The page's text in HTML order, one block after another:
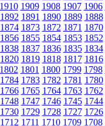
1910 1909 1908 1907 1906
1892 1891 1890 1889 1888
1874 1873 1872 1871 1870
1856 1855 1854 1853 1852
1838 1837 1836 1835 1834
1820 1819 1818 1817 1816
1802 1801 1800 1799 1798
1784 1783 1782 1781 1780
1766 1765 1764 1763 1762
1748 1747 1746 1745 1744
1730 1729 1728 1727 1726
1712 1711 1710 1709 1708